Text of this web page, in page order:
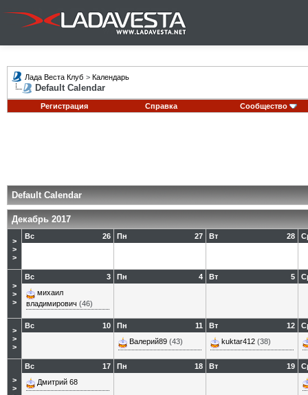
Лада Веста Клуб > Календарь
Default Calendar
Регистрация Справка Сообщество
Default Calendar
Декабрь 2017
>
>
>
26
Вс 27
Пн 28
Вт
>
>
>
3
Вс
михаил
владимирович (46)
4
Пн 5
Вт
>
>
>
10
Вс 11
Пн
Валерий89 (43)
12
Вт
kuktar412 (38)
>
>
17
Вс
Дмитрий 68
18
Пн 19
Вт